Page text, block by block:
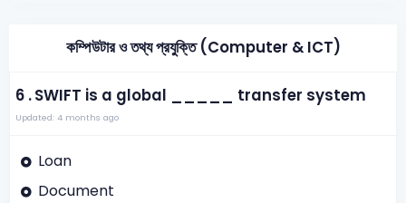
কম্পিউটার ও তথ্য প্রযুক্তি (Computer & ICT)
6 .SWIFT is a global _____ transfer system
Updated: 4 months ago
Loan
Document